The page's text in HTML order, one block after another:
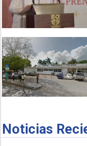
Noticias